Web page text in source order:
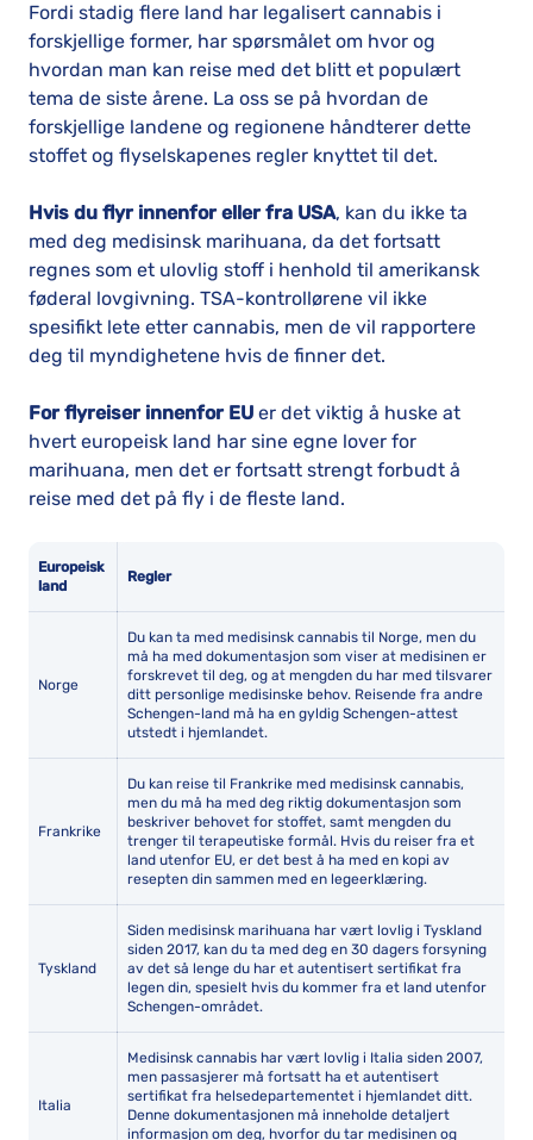
Fordi stadig flere land har legalisert cannabis i
forskjellige former, har spørsmålet om hvor og
hvordan man kan reise med det blitt et populært
tema de siste årene. La oss se på hvordan de
forskjellige landene og regionene håndterer dette
stoffet og flyselskapenes regler knyttet til det.
Hvis du flyr innenfor eller fra USA, kan du ikke ta
med deg medisinsk marihuana, da det fortsatt
regnes som et ulovlig stoff i henhold til amerikansk
føderal lovgivning. TSA-kontrollørene vil ikke
spesifikt lete etter cannabis, men de vil rapportere
deg til myndighetene hvis de finner det.
For flyreiser innenfor EU er det viktig å huske at
hvert europeisk land har sine egne lover for
marihuana, men det er fortsatt strengt forbudt å
reise med det på fly i de fleste land.
Europeisk
land
Regler
Norge
Du kan ta med medisinsk cannabis til Norge, men du
må ha med dokumentasjon som viser at medisinen er
forskrevet til deg, og at mengden du har med tilsvarer
ditt personlige medisinske behov. Reisende fra andre
Schengen-land må ha en gyldig Schengen-attest
utstedt i hjemlandet.
Frankrike
Du kan reise til Frankrike med medisinsk cannabis,
men du må ha med deg riktig dokumentasjon som
beskriver behovet for stoffet, samt mengden du
trenger til terapeutiske formål. Hvis du reiser fra et
land utenfor EU, er det best å ha med en kopi av
resepten din sammen med en legeerklæring.
Tyskland
Siden medisinsk marihuana har vært lovlig i Tyskland
siden 2017, kan du ta med deg en 30 dagers forsyning
av det så lenge du har et autentisert sertifikat fra
legen din, spesielt hvis du kommer fra et land utenfor
Schengen-området.
Italia
Medisinsk cannabis har vært lovlig i Italia siden 2007,
men passasjerer må fortsatt ha et autentisert
sertifikat fra helsedepartementet i hjemlandet ditt.
Denne dokumentasjonen må inneholde detaljert
informasjon om deg, hvorfor du tar medisinen og